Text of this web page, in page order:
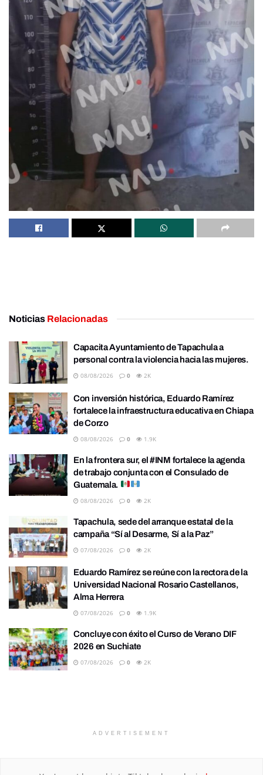
Noticias Relacionadas
Capacita Ayuntamiento de Tapachula a
personal contra la violencia hacia las mujeres.
08/08/2026 0 2K
Con inversión histórica, Eduardo Ramírez
fortalece la infraestructura educativa en Chiapa
de Corzo
08/08/2026 0 1.9K
En la frontera sur, el #INM fortalece la agenda
de trabajo conjunta con el Consulado de
Guatemala.
08/08/2026 0 2K
Tapachula, sede del arranque estatal de la
campaña “Sí al Desarme, Sí a la Paz”
07/08/2026 0 2K
Eduardo Ramírez se reúne con la rectora de la
Universidad Nacional Rosario Castellanos,
Alma Herrera
07/08/2026 0 1.9K
Concluye con éxito el Curso de Verano DIF
2026 en Suchiate
07/08/2026 0 2K
ADVERTISEMENT